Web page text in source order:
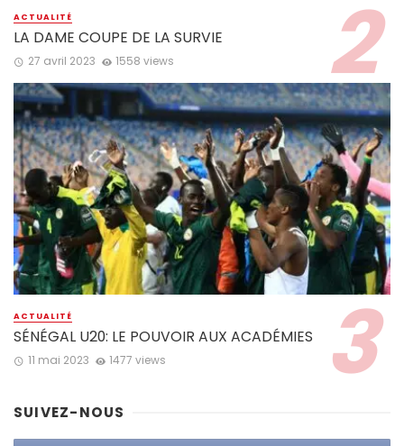
ACTUALITÉ
LA DAME COUPE DE LA SURVIE
27 avril 2023 1558 views
ACTUALITÉ
SÉNÉGAL U20: LE POUVOIR AUX ACADÉMIES
11 mai 2023 1477 views
SUIVEZ-NOUS